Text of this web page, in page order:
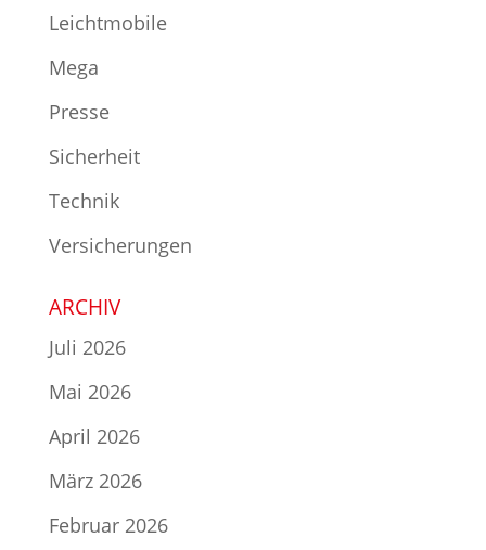
Leichtmobile
Mega
Presse
Sicherheit
Technik
Versicherungen
ARCHIV
Juli 2026
Mai 2026
April 2026
März 2026
Februar 2026